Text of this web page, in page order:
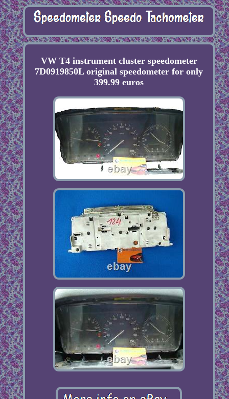
VW T4 instrument cluster speedometer
7D0919850L original speedometer for only
399.99 euros